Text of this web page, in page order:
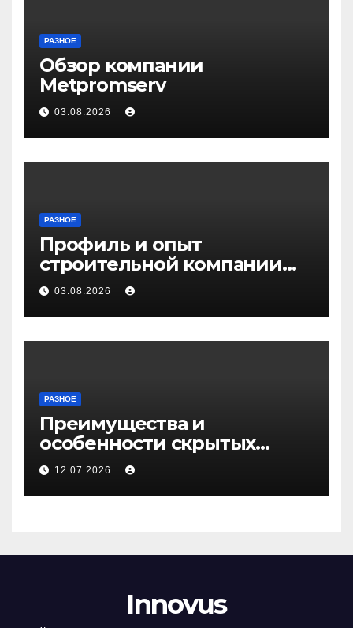
РАЗНОЕ
Обзор компании
Metpromserv
03.08.2026
РАЗНОЕ
Профиль и опыт
строительной компании
Медичи
03.08.2026
РАЗНОЕ
Преимущества и
особенности скрытых
дверей
12.07.2026
Innovus